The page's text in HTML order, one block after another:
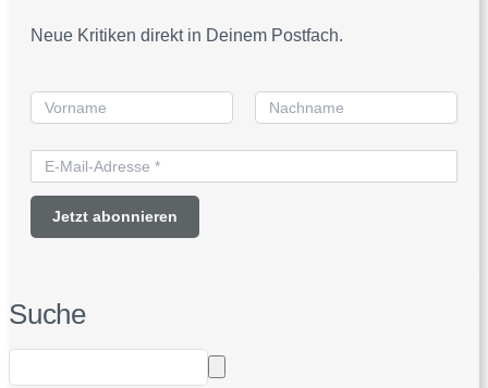
Neue Kritiken direkt in Deinem Postfach.
Suche